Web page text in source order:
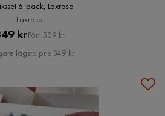
6-pack, Laxrosa
Laxrosa
Pris
krOriginal
Pris
Förr 509 kr
lägsta pris 349 kr